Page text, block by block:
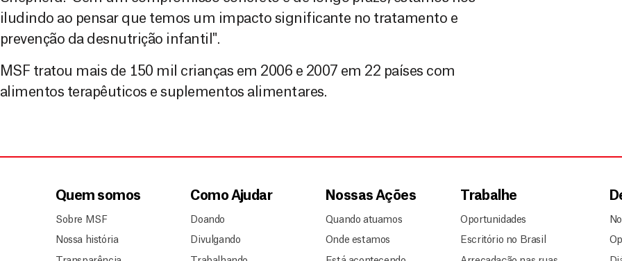
iludindo ao pensar que temos um impacto significante no tratamento e
prevenção da desnutrição infantil".
MSF tratou mais de 150 mil crianças em 2006 e 2007 em 22 países com
alimentos terapêuticos e suplementos alimentares.
Quem somos
Sobre MSF
Nossa história
Como Ajudar
Doando
Divulgando
Nossas Ações
Quando atuamos
Onde estamos
Trabalhe
Oportunidades
Escritório no Brasil